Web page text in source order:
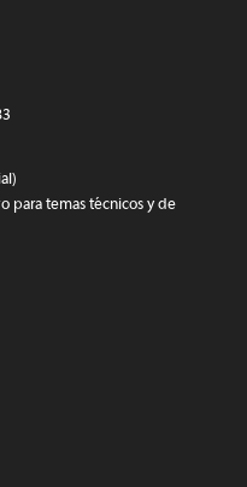
para temas técnicos y de